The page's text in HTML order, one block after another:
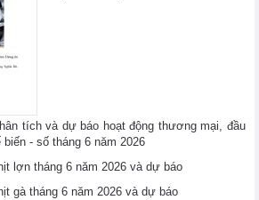
tích và dự báo hoạt động thương mại, đầu
- số tháng 6 năm 2026
lợn tháng 6 năm 2026 và dự báo
gà tháng 6 năm 2026 và dự báo